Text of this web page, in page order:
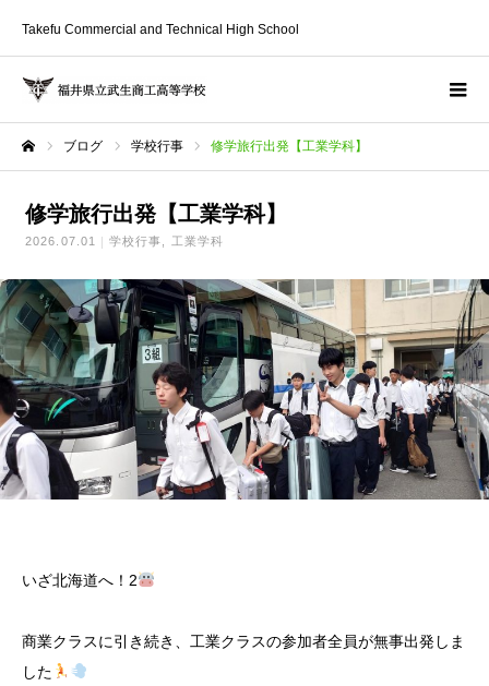
Takefu Commercial and Technical High School
ブログ 学校行事 修学旅行出発【工業学科】
修学旅行出発【工業学科】
2026.07.01 学校行事 工業学科
いざ北海道へ！2
商業クラスに引き続き、工業クラスの参加者全員が無事出発しま
した